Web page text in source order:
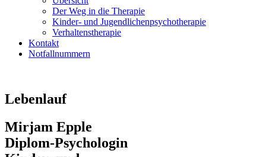
Der Weg in die Therapie
Kinder- und Jugendlichenpsychotherapie
Verhaltenstherapie
Kontakt
Notfallnummern
Lebenlauf
Mirjam Epple
Diplom-Psychologin